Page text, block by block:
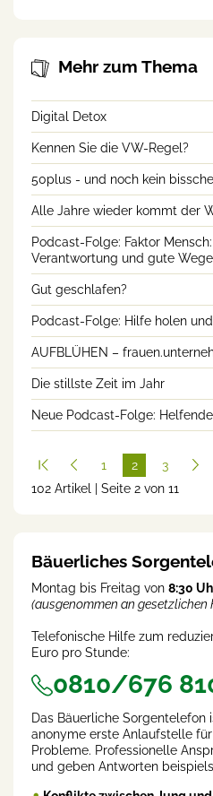
Mehr zum Thema
Digital Detox
Kennen Sie die VW-Regel?
50plus - und noch kein
Alle Jahre wieder kommt der
Podcast-Folge: Faktor
Verantwortung und gute
Gut geschlafen?
Podcast-Folge: Hilfe holen
AUFBLÜHEN –
Die stillste Zeit im Jahr
Neue Podcast-Folge:
1
2
(cur
3
102 Artikel | Seite 2 von 11
Bäuerliches
Montag bis Freitag von 8:30
(ausgenommen an gesetzlichen
Telefonische Hilfe zum
Euro pro Stunde:
0810/676
Das Bäuerliche Sorgentelefon
anonyme erste Anlaufstelle
Probleme. Professionelle
und geben Antworten